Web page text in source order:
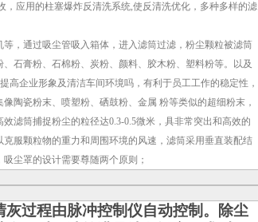
应用的柱塞爆炸反清洗系统,使反清洗优化，多种多样的滤
，通过吸尘管吸入箱体，进入滤筒过滤，粉尘颗粒被滤筒
石膏粉、石棉粉、炭粉、颜料、胶木粉、塑料粉等。以及
高企业形象及清洁车间环境吗，有利于员工工作的稳定性，
陶瓷粉末、喷塑粉、硒鼓粉、金属 粉等类似的超细粉末，
滤筒捕捉粉尘的粒径达0.3-0.5微米，具非常突出和高效的
服颗粒物的重力和周围环境的风速，滤筒采用垂直装配结
尘罩的设计需要尊随两个原则；
过程由脉冲控制仪自动控制。除尘